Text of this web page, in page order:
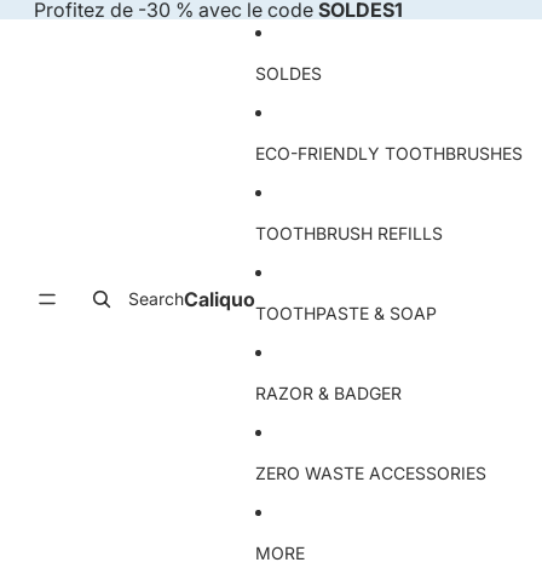
Profitez de -30 % avec le code SOLDES1
SearchCaliquo
SOLDES
ECO-FRIENDLY TOOTHBRUSHES
TOOTHBRUSH REFILLS
TOOTHPASTE & SOAP
RAZOR & BADGER
ZERO WASTE ACCESSORIES
MORE